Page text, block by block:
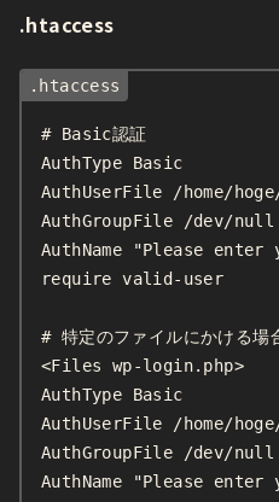
.htaccess
# Basic認証
AuthType Basic
AuthUserFile /home/
AuthGroupFile /dev/null
AuthName "Please enter
require valid-user
# 特定のファイルにかける場
<Files wp-login.php>
AuthType Basic
AuthUserFile /home/
AuthGroupFile /dev/null
AuthName "Please enter